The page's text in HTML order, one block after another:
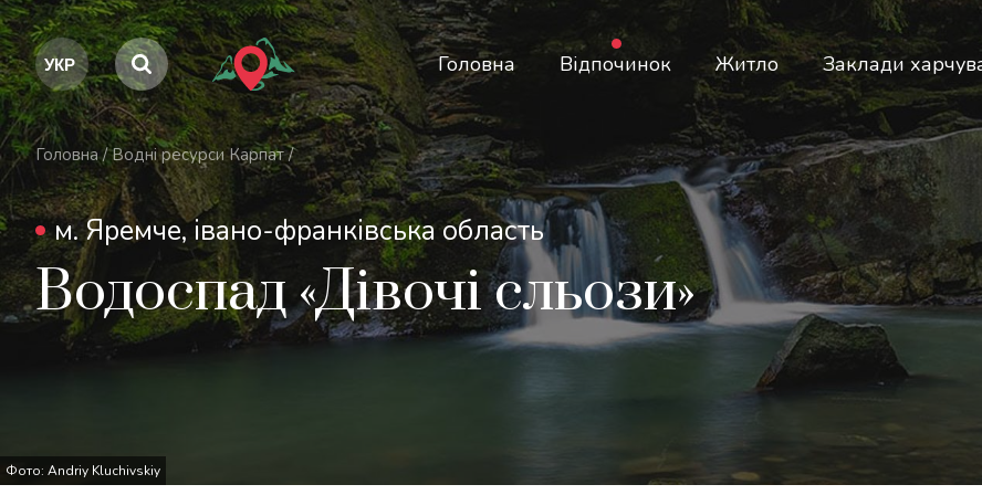
Головна Відпочинок Житло Заклади
Головна / Водні ресурси Карпат /
м. Яремче, івано-франківська область
Водоспад «Дівочі сльози»
Фото: Andriy Kluchivskiy